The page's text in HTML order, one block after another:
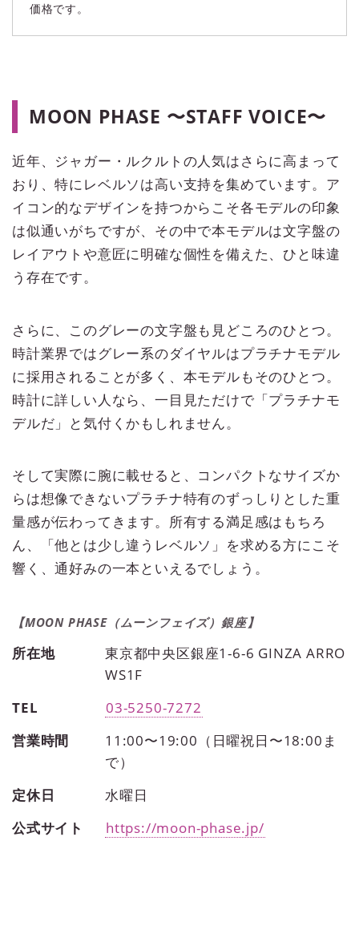
価格です。
MOON PHASE 〜STAFF VOICE〜
近年、ジャガー・ルクルトの人気はさらに高まって
おり、特にレベルソは高い支持を集めています。ア
イコン的なデザインを持つからこそ各モデルの印象
は似通いがちですが、その中で本モデルは文字盤の
レイアウトや意匠に明確な個性を備えた、ひと味違
う存在です。
さらに、このグレーの文字盤も見どころのひとつ。
時計業界ではグレー系のダイヤルはプラチナモデル
に採用されることが多く、本モデルもそのひとつ。
時計に詳しい人なら、一目見ただけで「プラチナモ
デルだ」と気付くかもしれません。
そして実際に腕に載せると、コンパクトなサイズか
らは想像できないプラチナ特有のずっしりとした重
量感が伝わってきます。所有する満足感はもちろ
ん、「他とは少し違うレベルソ」を求める方にこそ
響く、通好みの一本といえるでしょう。
所在地
東京都中央区銀座1-6-6 GINZA ARRO
WS1F
TEL
03-5250-7272
営業時間
11:00〜19:00（日曜祝日〜18:00ま
で）
定休日
水曜日
公式サイト
https://moon-phase.jp/
【MOON PHASE（ムーンフェイズ）銀座】